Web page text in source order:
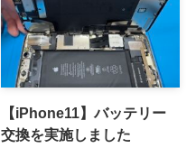
【iPhone11】バッテリー
交換を実施しました